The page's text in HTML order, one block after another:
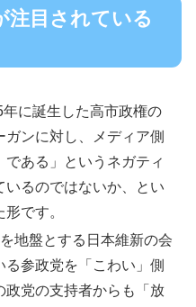
注目されている
年に誕生した高市政権の
ガンに対し、メディア側
ある」というネガティ
いるのではないか、とい
です。
地盤とする日本維新の会
参政党を「こわい」側
政党の支持者からも「放